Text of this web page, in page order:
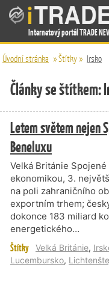
Internetový portál TRADE
Úvodní stránka »Štítky» Irsko
Články se štítkem:
Letem světem nejen
Beneluxu
Velká Británie
ekonomikou, 3.
na poli zahraničního
exportním trhem;
dokonce 183 miliard
energetického…
Štítky Velká Británie,
Lucembursko,